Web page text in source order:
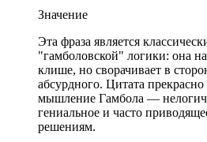
Значение
Эта фраза является
"гамболовской" логики: она
клише, но сворачивает в
абсурдного. Цитата прекрасно
мышление Гамбола —
гениальное и часто
решениям.